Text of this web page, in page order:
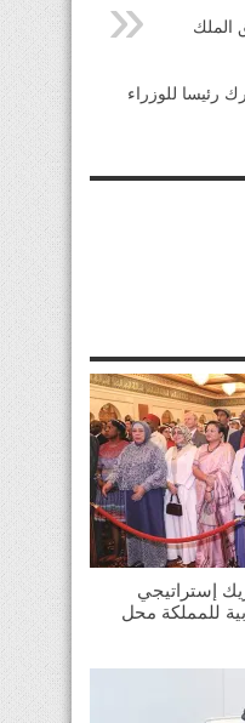
الملك
رئيسا للوزراء
إستراتيجي
للمملكة محل